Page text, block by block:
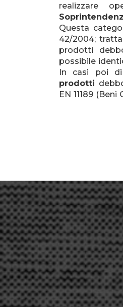
realizzare
Questa
42/2004;
prodotti
possibile
In casi poi
prodotti
EN 11189